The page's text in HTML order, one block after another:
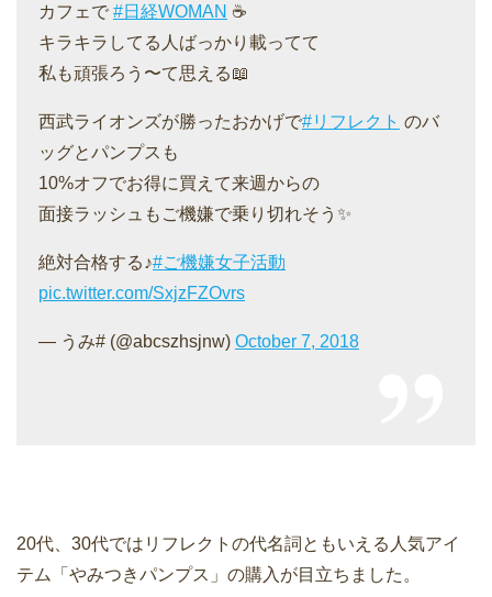
カフェで #日経WOMAN ☕️
キラキラしてる人ばっかり載ってて
私も頑張ろう〜て思える📖
西武ライオンズが勝ったおかげで#リフレクト のバ
ッグとパンプスも
10%オフでお得に買えて来週からの
面接ラッシュもご機嫌で乗り切れそう✨
絶対合格する♪#ご機嫌女子活動
pic.twitter.com/SxjzFZOvrs
— うみ# (@abcszhsjnw) October 7, 2018
20代、30代ではリフレクトの代名詞ともいえる人気アイ
テム「やみつきパンプス」の購入が目立ちました。